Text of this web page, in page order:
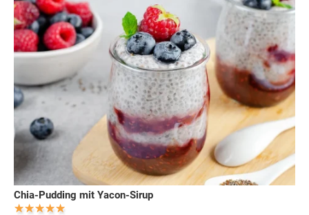
Chia-Pudding mit Yacon-Sirup